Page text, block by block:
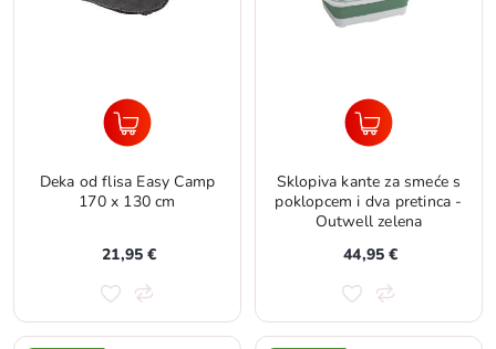
Deka od flisa Easy Camp
170 x 130 cm
21,95 €
Sklopiva kante za smeće s
poklopcem i dva pretinca -
Outwell zelena
44,95 €